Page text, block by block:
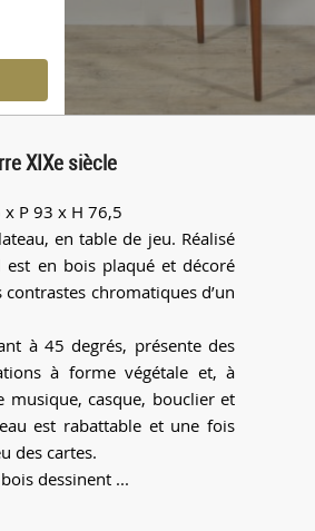
XIXe siècle
P 93 x H 76,5
en table de jeu. Réalisé
est en bois plaqué et décoré
chromatiques d’un
à 45 degrés, présente des
à forme végétale et, à
musique, casque, bouclier et
est rabattable et une fois
des cartes.
dessinent ...